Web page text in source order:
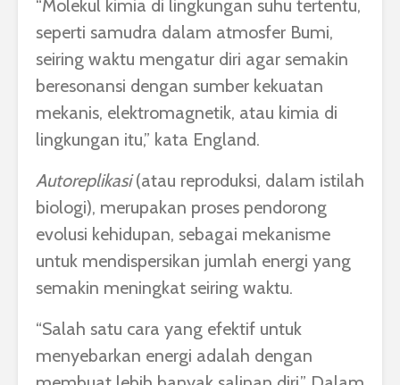
“Molekul kimia di lingkungan suhu tertentu,
seperti samudra dalam atmosfer Bumi,
seiring waktu mengatur diri agar semakin
beresonansi dengan sumber kekuatan
mekanis, elektromagnetik, atau kimia di
lingkungan itu,” kata England.
Autoreplikasi(atau reproduksi, dalam istilah
biologi), merupakan proses pendorong
evolusi kehidupan, sebagai mekanisme
untuk mendispersikan jumlah energi yang
semakin meningkat seiring waktu.
“Salah satu cara yang efektif untuk
menyebarkan energi adalah dengan